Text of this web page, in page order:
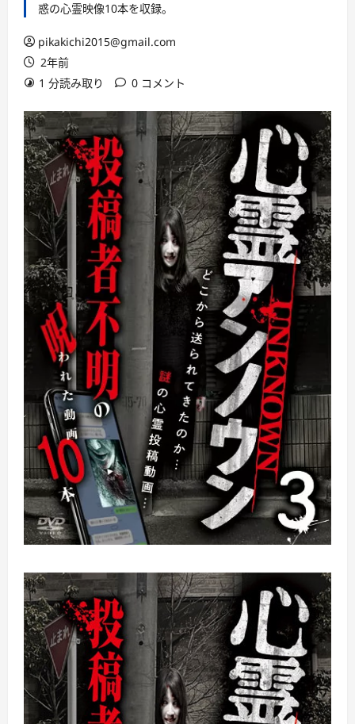
惑の心霊映像10本を収録。
pikakichi2015@gmail.com
2年前
1 分読み取り
0 コメント